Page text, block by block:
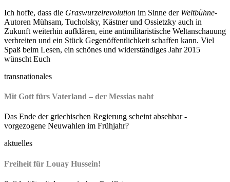
Ich hoffe, dass die Graswurzelrevolution im Sinne der Weltbühne-
Autoren Mühsam, Tucholsky, Kästner und Ossietzky auch in
Zukunft weiterhin aufklären, eine antimilitaristische Weltanschauung
verbreiten und ein Stück Gegenöffentlichkeit schaffen kann. Viel
Spaß beim Lesen, ein schönes und widerständiges Jahr 2015
wünscht Euch
transnationales
Mit Gott fürs Vaterland – der Messias naht
Das Ende der griechischen Regierung scheint absehbar -
vorgezogene Neuwahlen im Frühjahr?
aktuelles
Freiheit für Louay Hussein!